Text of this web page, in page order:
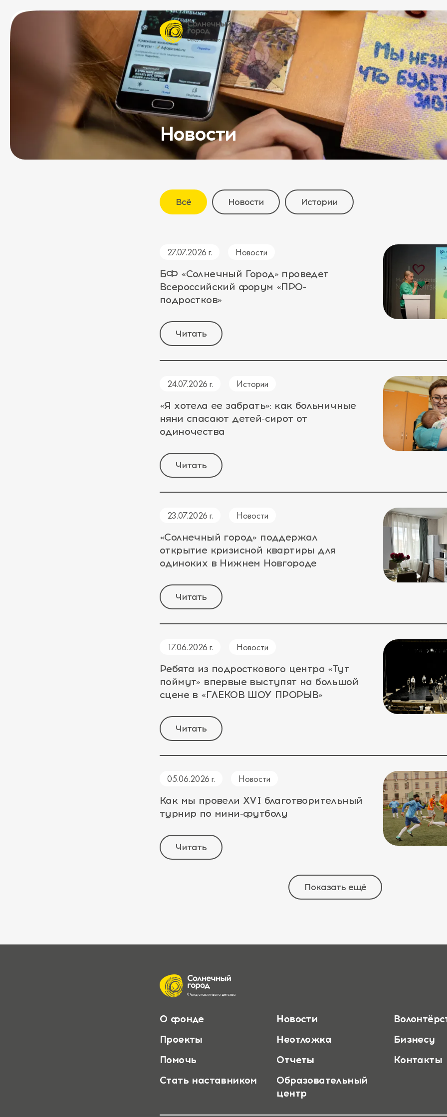
Новости
Всё Новости Истории
27.07.2026 г. Новости
БФ «Солнечный Город» проведет
Всероссийский форум «ПРО-
подростков»
Читать
24.07.2026 г. Истории
«Я хотела ее забрать»: как больничные
няни спасают детей-сирот от
одиночества
Читать
23.07.2026 г. Новости
«Солнечный город» поддержал
открытие кризисной квартиры для
одиноких в Нижнем Новгороде
Читать
17.06.2026 г. Новости
Ребята из подросткового центра «Тут
поймут» впервые выступят на большой
сцене в «ГЛЕКОВ ШОУ ПРОРЫВ»
Читать
05.06.2026 г. Новости
Как мы провели XVI благотворительный
турнир по мини‑футболу
Читать
Показать ещё
О фонде Новости
Проекты
Неотложка
Бизнесу
Помочь
Отчеты
Контакты
Стать наставником
Образовательный
центр